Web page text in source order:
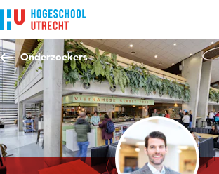
Direct naar de inhoud
Direct naar de hoofdnavigatie
Direct naar de zoekfunctie
Onderzoekers